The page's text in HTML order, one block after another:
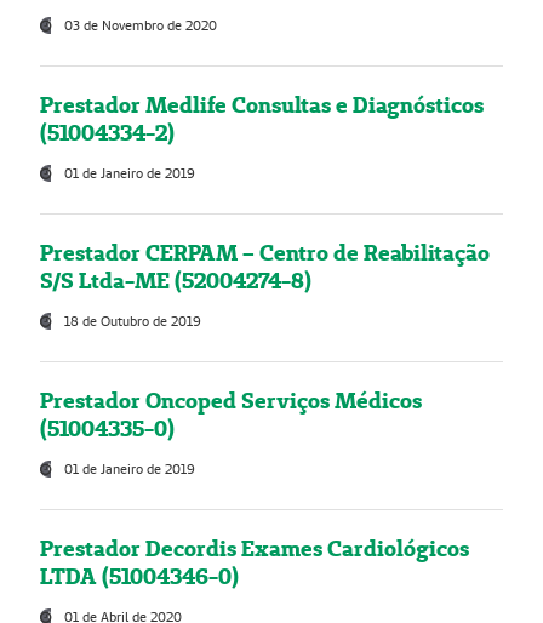
03 de Novembro de 2020
Prestador Medlife Consultas e Diagnósticos
(51004334-2)
01 de Janeiro de 2019
Prestador CERPAM – Centro de Reabilitação
S/S Ltda-ME (52004274-8)
18 de Outubro de 2019
Prestador Oncoped Serviços Médicos
(51004335-0)
01 de Janeiro de 2019
Prestador Decordis Exames Cardiológicos
LTDA (51004346-0)
01 de Abril de 2020